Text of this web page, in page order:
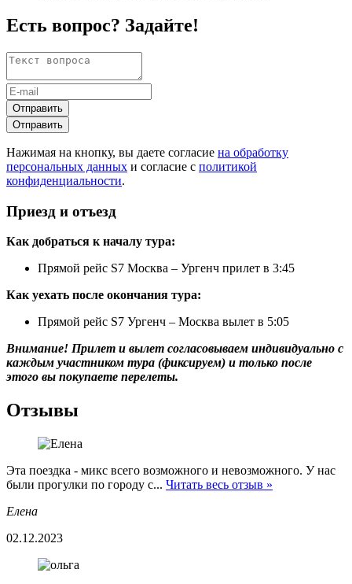
Есть вопрос? Задайте!
Отправить
Отправить
Нажимая на кнопку, вы даете согласие на обработку
персональных данных и согласие с политикой
конфиденциальности.
Приезд и отъезд
Как добраться к началу тура:
Прямой рейс S7 Москва – Ургенч прилет в 3:45
Как уехать после окончания тура:
Прямой рейс S7 Ургенч – Москва вылет в 5:05
Внимание! Прилет и вылет согласовываем индивидуально с
каждым участником тура (фиксируем) и только после
этого вы покупаете перелеты.
Отзывы
Эта поездка - микс всего возможного и невозможного. У нас
были прогулки по городу с... Читать весь отзыв »
Елена
02.12.2023